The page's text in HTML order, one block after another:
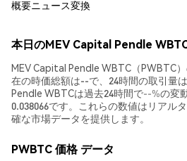
概要ニュース変換
本日のMEV Capital Pendle
MEV Capital Pendle WBTC（PWBTC
在の時価総額は--で、24時間の取引量
Pendle WBTCは過去24時間で--%の変
0.038066です。これらの数値はリアル
確な市場データを提供します。
PWBTC 価格 データ